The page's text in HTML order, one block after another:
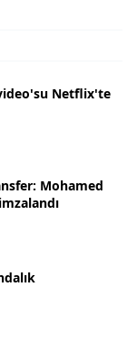
video'su Netflix'te
Mohamed